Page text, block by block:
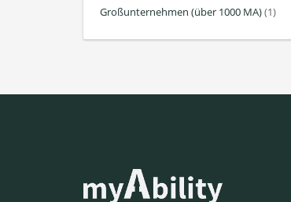
Großunternehmen (über 1000 MA)(1)